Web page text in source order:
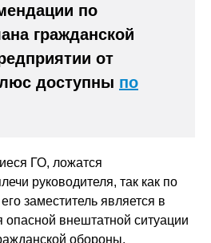
по
гражданской
от
доступны по
ГО, ложатся
руководителя, так как по
заместитель является в
опасной внештатной ситуации
обороны.